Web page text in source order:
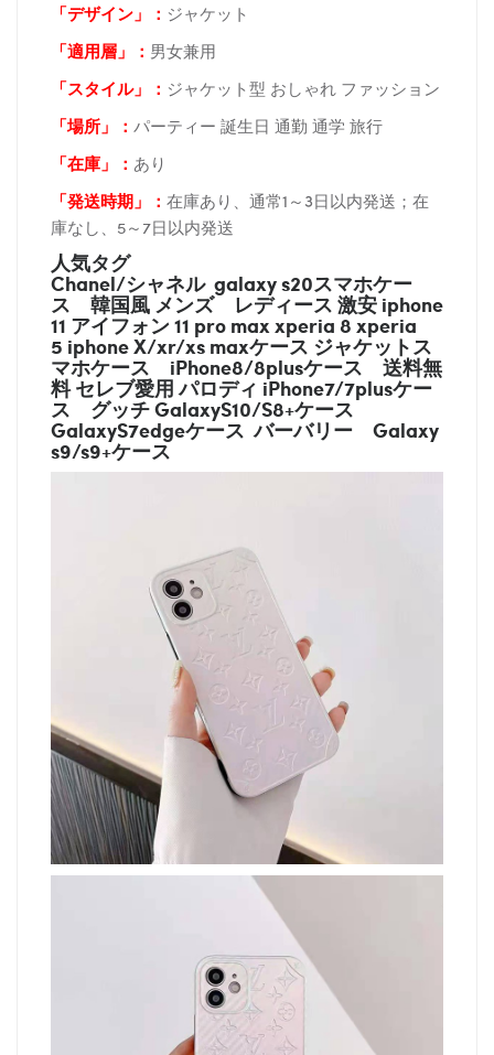
「デザイン」 ： ジャケット
「適用層」： 男女兼用
「スタイル」： ジャケット型 おしゃれ ファッション
「場所 」： パーティー 誕生日 通勤 通学 旅行
「在庫 」： あり
「発送時期 」： 在庫あり、通常1～3日以内発送；在
庫なし、5～7日以内発送
人気タグ
Chanel/シャネル galaxy s20スマホケー
ス 韓国風 メンズ レディース 激安 iphone
11 アイフォン 11 pro max xperia 8 xperia
5 iphone X/xr/xs maxケース ジャケットス
マホケース iPhone8/8plusケース 送料無
料 セレブ愛用 パロディ iPhone7/7plusケー
ス グッチGalaxyS10/S8+ケース
GalaxyS7edgeケース バーバリー Galaxy
s9/s9+ケース